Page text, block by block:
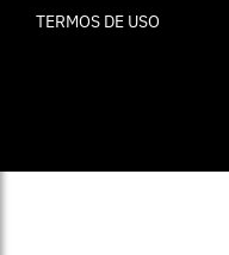
TERMOS DE USO